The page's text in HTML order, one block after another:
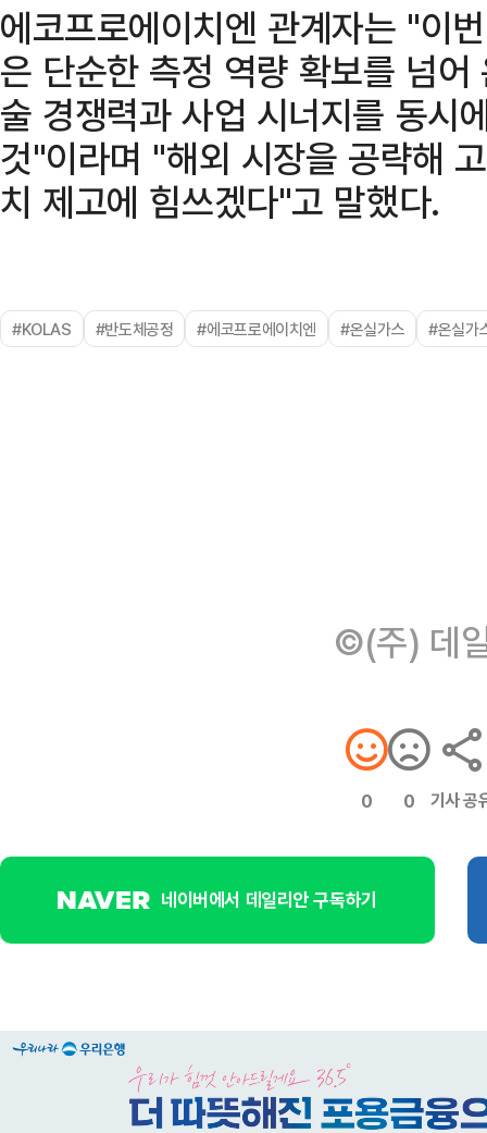
에코프로에이치엔 관계자는 "이
은 단순한 측정 역량 확보를 넘
술 경쟁력과 사업 시너지를 동시
것"이라며 "해외 시장을 공략해
치 제고에 힘쓰겠다"고 말했다.
#KOLAS #반도체공정 #에코프로에이치엔 #온실가스 #온실가
©(주) 데
0 0 기사 공
네이버에서 데일리안 구독하기